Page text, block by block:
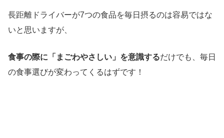
長距離ドライバーが7つの食品を毎日摂るのは容易ではな
いと思いますが、
食事の際に「まごわやさしい」を意識するだけでも、毎日
の食事選びが変わってくるはずです！